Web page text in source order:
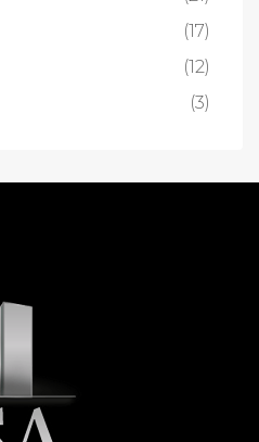
(17)
(12)
(3)